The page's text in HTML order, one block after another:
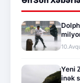
Yeni
inək